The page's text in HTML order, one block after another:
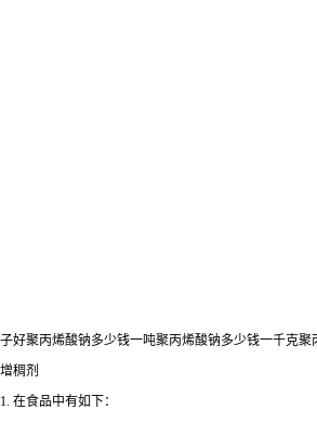
子好聚丙烯酸钠多少钱一吨聚丙烯酸钠多少钱一千克聚
增稠剂
1. 在食品中有如下：